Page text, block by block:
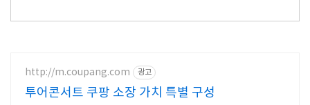
http://m.coupang.com 광고
투어콘서트 쿠팡 소장 가치 특별 구성